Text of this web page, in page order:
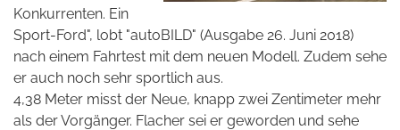
Konkurrenten. Ein
Sport-Ford", lobt "autoBILD" (Ausgabe 26. Juni 2018)
nach einem Fahrtest mit dem neuen Modell. Zudem sehe
er auch noch sehr sportlich aus.
4,38 Meter misst der Neue, knapp zwei Zentimeter mehr
als der Vorgänger. Flacher sei er geworden und sehe